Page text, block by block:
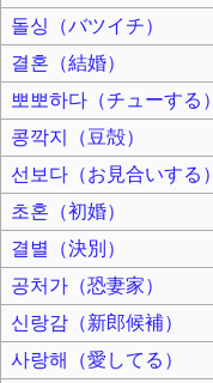
돌싱（バツイチ）
결혼（結婚）
뽀뽀하다（チューする）
콩깍지（豆殻）
선보다（お見合いする）
초혼（初婚）
결별（決別）
공처가（恐妻家）
신랑감（新郎候補）
사랑해（愛してる）